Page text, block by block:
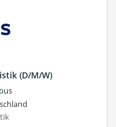
(D/M/W)